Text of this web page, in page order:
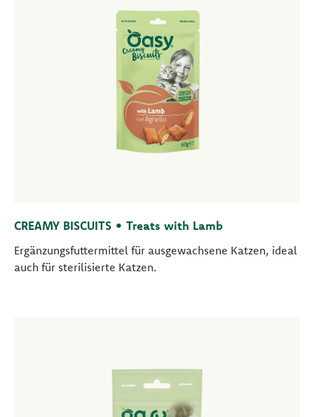
CREAMY BISCUITS • Treats with Lamb
Ergänzungsfuttermittel für ausgewachsene Katzen, ideal
auch für sterilisierte Katzen.